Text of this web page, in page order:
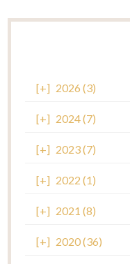
[+] 2026 (3)
[+] 2024 (7)
[+] 2023 (7)
[+] 2022 (1)
[+] 2021 (8)
[+] 2020 (36)